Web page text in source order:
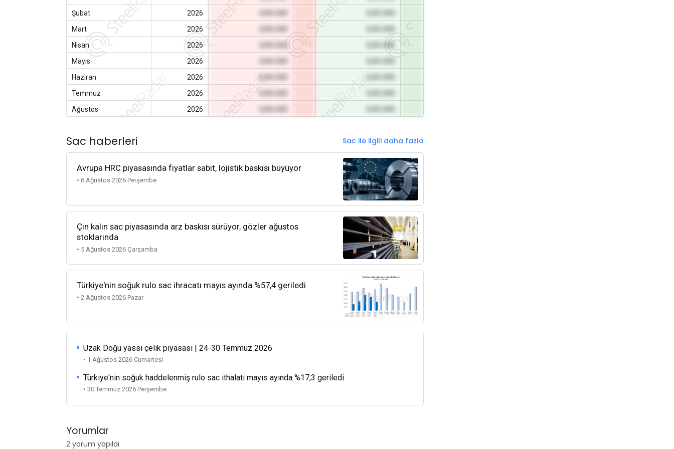
Şubat
2026
Mart
2026
Nisan
2026
0,00 USD
Mayıs
2026
Haziran
2026 0,00 USD
Temmuz
2026
Ağustos
2026
Sac haberleri Sac ile ilgili daha fazla
Avrupa HRC piyasasında fiyatlar sabit, lojistik baskısı büyüyor
• 6 Ağustos 2026 Perşembe
Çin kalın sac piyasasında arz baskısı sürüyor, gözler ağustos
stoklarında
• 5 Ağustos 2026 Çarşamba
Türkiye'nin soğuk rulo sac ihracatı mayıs ayında %57,4 geriledi
• 2 Ağustos 2026 Pazar
Uzak Doğu yassı çelik piyasası | 24-30 Temmuz 2026
• 1 Ağustos 2026 Cumartesi
Türkiye'nin soğuk haddelenmiş rulo sac ithalatı mayıs ayında %17,3 geriledi
• 30 Temmuz 2026 Perşembe
Yorumlar
2 yorum yapıldı